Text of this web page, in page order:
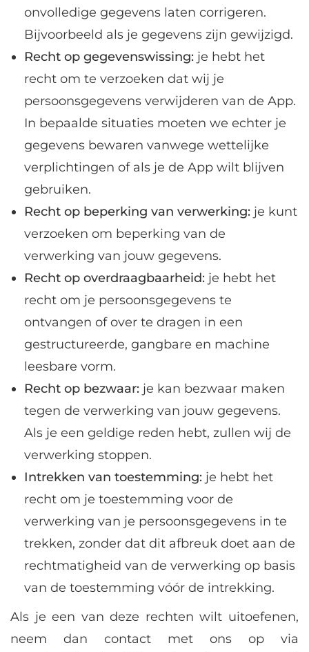
onvolledige gegevens laten corrigeren.
Bijvoorbeeld als je gegevens zijn gewijzigd.
Recht op gegevenswissing: je hebt het
recht om te verzoeken dat wij je
persoonsgegevens verwijderen van de App.
In bepaalde situaties moeten we echter je
gegevens bewaren vanwege wettelijke
verplichtingen of als je de App wilt blijven
gebruiken.
Recht op beperking van verwerking: je kunt
verzoeken om beperking van de
verwerking van jouw gegevens.
Recht op overdraagbaarheid: je hebt het
recht om je persoonsgegevens te
ontvangen of over te dragen in een
gestructureerde, gangbare en machine
leesbare vorm.
Recht op bezwaar: je kan bezwaar maken
tegen de verwerking van jouw gegevens.
Als je een geldige reden hebt, zullen wij de
verwerking stoppen.
Intrekken van toestemming: je hebt het
recht om je toestemming voor de
verwerking van je persoonsgegevens in te
trekken, zonder dat dit afbreuk doet aan de
rechtmatigheid van de verwerking op basis
van de toestemming vóór de intrekking.
Als je een van deze rechten wilt uitoefenen,
neem dan contact met ons op via